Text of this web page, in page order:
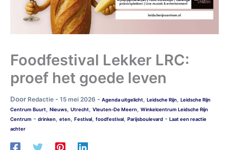
Foodfestival Lekker LRC:
proef het goede leven
Door Redactie - 15 mei 2026 - Agenda uitgelicht, Leidsche Rijn, Leidsche Rijn
Centrum Buurt, Nieuws, Utrecht, Vleuten-De Meern, Winkelcentrum Leidsche Rijn
Centrum - drinken, eten, Festival, foodfestival, Parijsboulevard - Laat een reactie
achter